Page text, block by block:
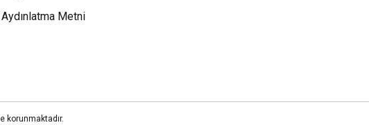
Aydınlatma Metni
korunmaktadır.